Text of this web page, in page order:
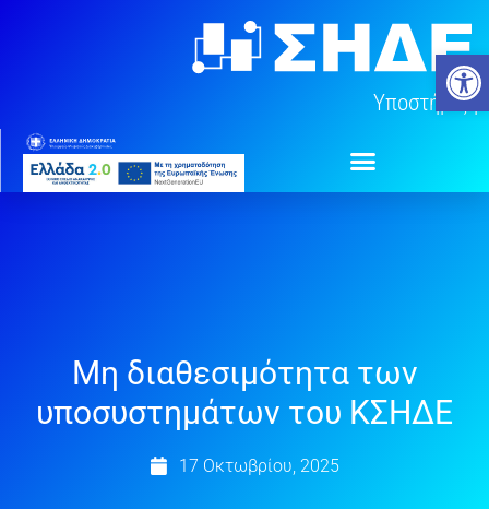
Υποστήριξη
Μη διαθεσιμότητα των
υποσυστημάτων του ΚΣΗΔΕ
17 Οκτωβρίου, 2025